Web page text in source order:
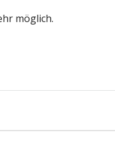
möglich.